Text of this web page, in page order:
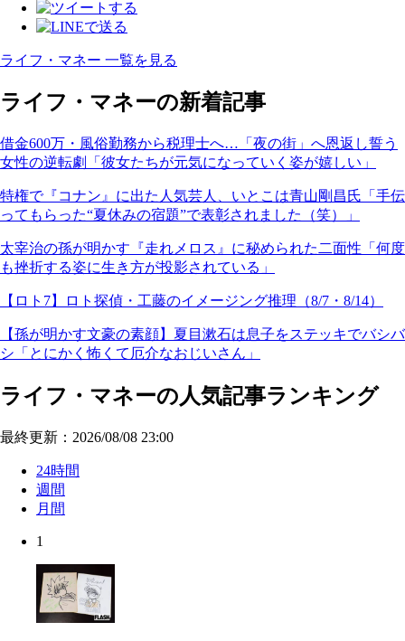
ライフ・マネー 一覧を見る
ライフ・マネーの新着記事
借金600万・風俗勤務から税理士へ…「夜の街」へ恩返し誓う
女性の逆転劇「彼女たちが元気になっていく姿が嬉しい」
特権で『コナン』に出た人気芸人、いとこは青山剛昌氏「手伝
ってもらった“夏休みの宿題”で表彰されました（笑）」
太宰治の孫が明かす『走れメロス』に秘められた二面性「何度
も挫折する姿に生き方が投影されている」
【ロト7】ロト探偵・工藤のイメージング推理（8/7・8/14）
【孫が明かす文豪の素顔】夏目漱石は息子をステッキでバシバ
シ「とにかく怖くて厄介なおじいさん」
ライフ・マネーの人気記事ランキング
最終更新：2026/08/08 23:00
24時間
週間
月間
1